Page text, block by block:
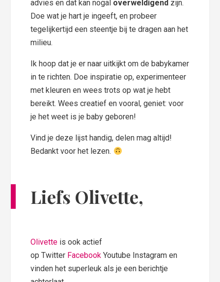
advies en dat kan nogal overweldigend zijn.
Doe wat je hart je ingeeft, en probeer
tegelijkertijd een steentje bij te dragen aan het
milieu.
Ik hoop dat je er naar uitkijkt om de babykamer
in te richten. Doe inspiratie op, experimenteer
met kleuren en wees trots op wat je hebt
bereikt. Wees creatief en vooral, geniet: voor
je het weet is je baby geboren!
Vind je deze lijst handig, delen mag altijd!
Bedankt voor het lezen.
Liefs Olivette,
Olivette is ook actief
op Twitter Facebook Youtube Instagram en
vinden het superleuk als je een berichtje